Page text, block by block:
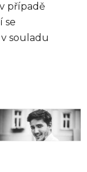
případě
se
souladu